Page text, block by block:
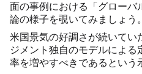
面の事例における「グローバ
論の様子を覗いてみましょう。
米国景気の好調さが続いてい
ジメント独自のモデルによ
率を増やすべきであるという